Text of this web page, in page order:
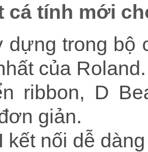
cá tính mới
trong bộ
của Roland.
ribbon, D
giản.
kết nối dễ